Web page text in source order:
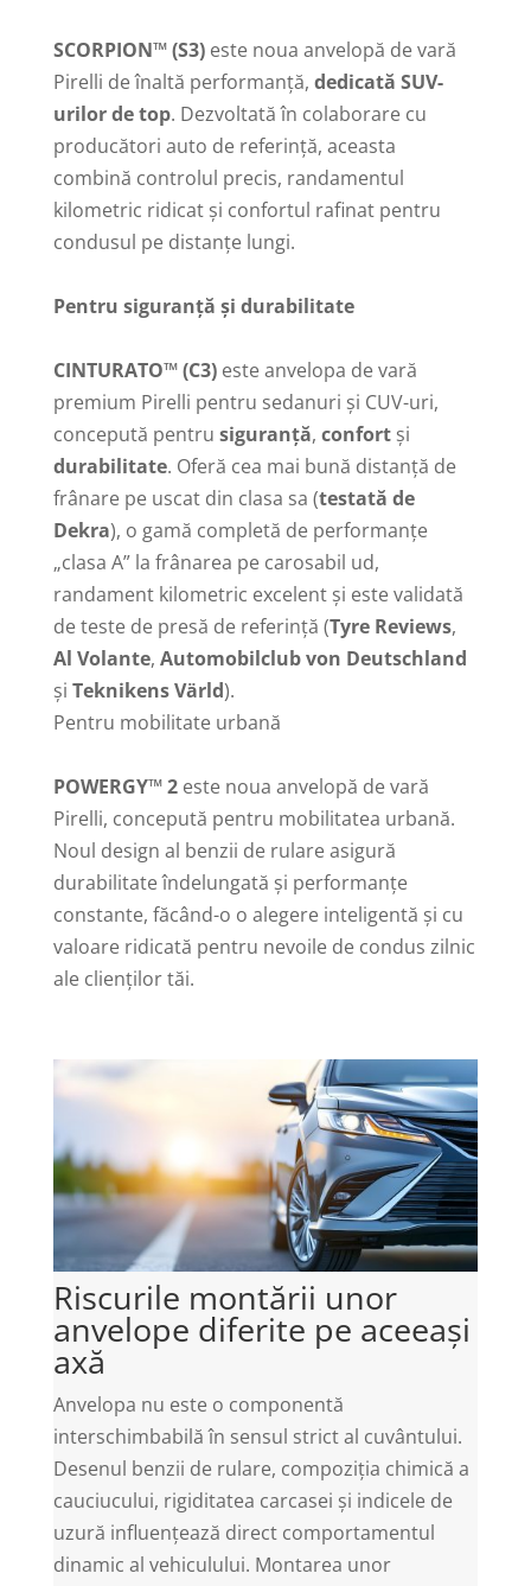
SCORPION™ (S3)este noua anvelopă de vară
Pirelli de înaltă performanță, dedicată SUV-
urilor de top. Dezvoltată în colaborare cu
producători auto de referință, aceasta
combină controlul precis, randamentul
kilometric ridicat și confortul rafinat pentru
condusul pe distanțe lungi.
Pentru siguranță și durabilitate
CINTURATO™ (C3)este anvelopa de vară
premium Pirelli pentru sedanuri și CUV-uri,
concepută pentru siguranță, confortși
durabilitate. Oferă cea mai bună distanță de
frânare pe uscat din clasa sa (testată de
Dekra), o gamă completă de performanțe
„clasa A” la frânarea pe carosabil ud,
randament kilometric excelent și este validată
de teste de presă de referință (Tyre Reviews,
Al Volante, Automobilclub von Deutschland
și Teknikens Värld).
Pentru mobilitate urbană
POWERGY™ 2este noua anvelopă de vară
Pirelli, concepută pentru mobilitatea urbană.
Noul design al benzii de rulare asigură
durabilitate îndelungată și performanțe
constante, făcând-o o alegere inteligentă și cu
valoare ridicată pentru nevoile de condus zilnic
ale clienților tăi.
Riscurile montării unor
anvelope diferite pe aceeași
axă
Anvelopa nu este o componentă
interschimbabilă în sensul strict al cuvântului.
Desenul benzii de rulare, compoziția chimică a
cauciucului, rigiditatea carcasei și indicele de
uzură influențează direct comportamentul
dinamic al vehiculului. Montarea unor